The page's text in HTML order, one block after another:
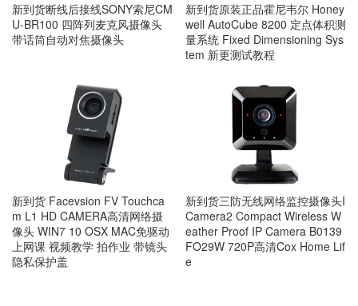
新到货断线后接线SONY索尼CM
U-BR100 四阵列麦克风摄像头
带话筒自动对焦摄像头
新到货原装正品霍尼韦尔 Honey
well AutoCube 8200 定点体积测
量系统 Fixed Dimensioning Sys
tem 新更测试教程
新到货 Facevsion FV Touchca
m L1 HD CAMERA高清网络摄
像头 WIN7 10 OSX MAC免驱动
上网课 视频教学 拍作业 带镜头
隐私保护盖
新到货三防无线网络监控摄像头I
Camera2 Compact Wireless W
eather Proof IP Camera B0139
FO29W 720P高清Cox Home Lif
e